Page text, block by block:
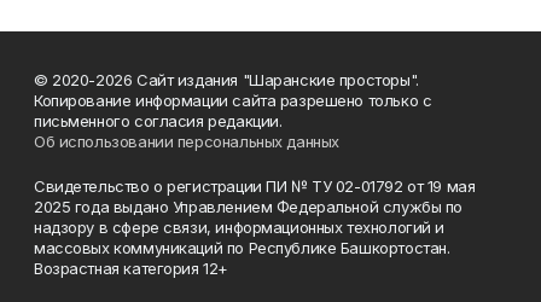
© 2020-2026 Сайт издания "Шаранские просторы".
Копирование информации сайта разрешено только с
письменного согласия редакции.
Об использовании персональных данных
Свидетельство о регистрации ПИ № ТУ 02-01792 от 19 мая
2025 года выдано Управлением Федеральной службы по
надзору в сфере связи, информационных технологий и
массовых коммуникаций по Республике Башкортостан.
Возрастная категория 12+